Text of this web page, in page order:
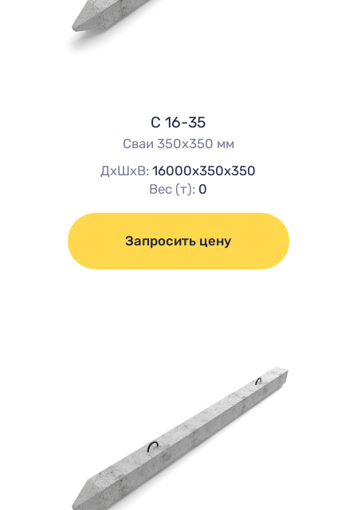
С 16-35
Сваи 350х350 мм
ДхШхВ:16000х350х350
Вес (т): 0
Запросить цену